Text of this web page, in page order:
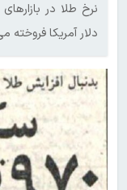
دلار آمریکا فروخته